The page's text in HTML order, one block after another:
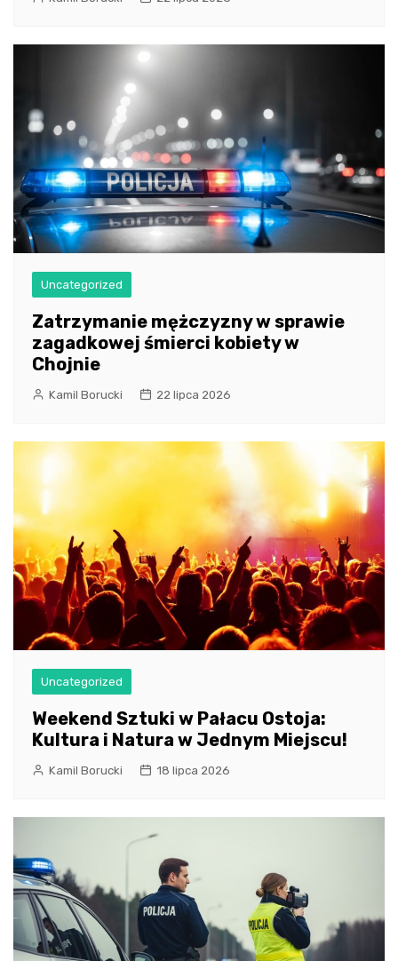
Uncategorized
Zatrzymanie mężczyzny w sprawie
zagadkowej śmierci kobiety w
Chojnie
Kamil Borucki 22 lipca 2026
Uncategorized
Weekend Sztuki w Pałacu Ostoja:
Kultura i Natura w Jednym Miejscu!
Kamil Borucki 18 lipca 2026